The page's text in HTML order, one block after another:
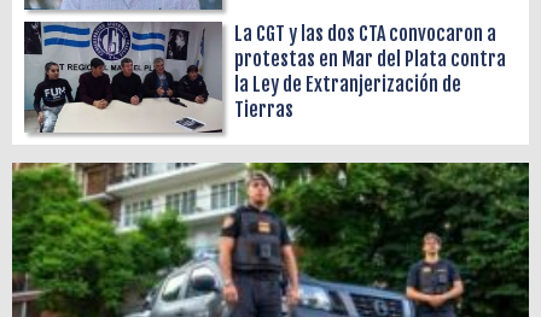
La CGT y las dos CTA convocaron a
protestas en Mar del Plata contra
la Ley de Extranjerización de
Tierras